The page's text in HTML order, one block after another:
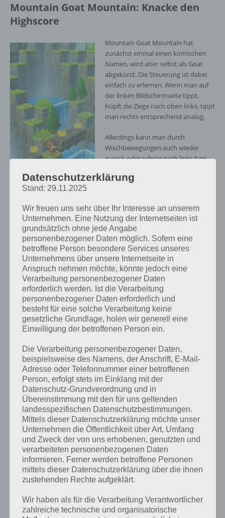
Mountain Goat Mountain: Knacke den
Highscore
Mountain Goat
Mountain Screenshot
– (c) Zynga
Mountain Goat Mountain hat
zunächst einmal einen komischen
Namen, wird aber selbst als Goat
abgekürzt. Die Steuerung ist dabei
einfach zu erlernen. Wenn man auf
der linken Bildschirmseite tippt,
hüpft die Ziege nach oben links, tippt
man rechts entsprechend analog.
Allerdings kann man durch
Wischbewegungen auch wieder
zurück oder schräg nach links bzw.
Ein Ende ist für unsere Ziege aber
nicht in Sicht. Entsprechend heißt es:
Knacke den Highscore.
Gefahren und Hilfsmittel
Allerdings lauern natürlich Gefahren an allen Ecken von Mountain
Goat Mountain. So fallen Steine oder auch Hölzer vom Weg. Ab und
zu taucht auch eine Gewitterwolke auf. Alles, was unsere Ziege
natürlich nicht berühren darf.
mit denen du einen Stück den Berg hochspringen kannst. Aber mit
eben jenen kann es auch schnell bergab gehen. Außerdem musst du
auf deinem Weg nach oben Münzen einsammeln, welche zum
Freischalten weiterer Ziegen notwendig ist.
Besonders beeindruckt hat uns jedoch die grafische Umsetzung der
App Mountain Goat Mountain für Android, iPhone und iPad. So gibt
es nicht nur eine Sommersicht, sondern manchmal schneit es sogar
oder es ist Herbst. Dadurch verändert sich der komplette optische
Eindruck von Mountain Goat Mountain.
Gameplay Video zu Mountain Goat
Damit du dir einen besseren Eindruck der App Mountain Goat
Datenschutzerklärung
Stand: 29.11.2025
Wir freuen uns sehr über Ihr Interesse an unserem
Unternehmen. Eine Nutzung der Internetseiten ist
grundsätzlich ohne jede Angabe
personenbezogener Daten möglich. Sofern eine
betroffene Person besondere Services unseres
Unternehmens über unsere Internetseite in
Anspruch nehmen möchte, könnte jedoch eine
Verarbeitung personenbezogener Daten
erforderlich werden. Ist die Verarbeitung
personenbezogener Daten erforderlich und
besteht für eine solche Verarbeitung keine
gesetzliche Grundlage, holen wir generell eine
Einwilligung der betroffenen Person ein.
Die Verarbeitung personenbezogener Daten,
beispielsweise des Namens, der Anschrift, E-Mail-
Adresse oder Telefonnummer einer betroffenen
Person, erfolgt stets im Einklang mit der
Datenschutz-Grundverordnung und in
Übereinstimmung mit den für uns geltenden
landesspezifischen Datenschutzbestimmungen.
Mittels dieser Datenschutzerklärung möchte unser
Unternehmen die Öffentlichkeit über Art, Umfang
und Zweck der von uns erhobenen, genutzten und
verarbeiteten personenbezogenen Daten
informieren. Ferner werden betroffene Personen
mittels dieser Datenschutzerklärung über die ihnen
zustehenden Rechte aufgeklärt.
Wir haben als für die Verarbeitung Verantwortlicher
zahlreiche technische und organisatorische